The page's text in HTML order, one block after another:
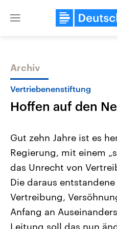
Close
Themen
Landtagswahl Sachsen-Anhalt
2026
Alle Informationen
Sachsen-Anhalt wählt am 6.
September 2026 einen neuen
Landtag. Seit 2021 wird das
Bundesland von einer
Archiv
Vertriebenenstiftung
Hoffen auf den
Gut zehn Jahre ist es
Regierung, mit einem
das Unrecht von
Die daraus
Vertreibung,
Anfang an
Leitung soll das nun